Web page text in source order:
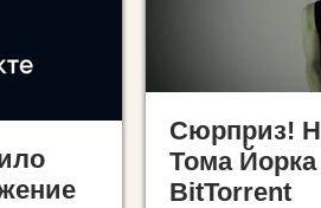
Сюрприз!
Тома
BitTorrent